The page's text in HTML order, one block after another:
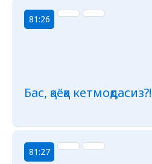
81:26
Бас, қаёққа кетмоқдасиз?!
81:27